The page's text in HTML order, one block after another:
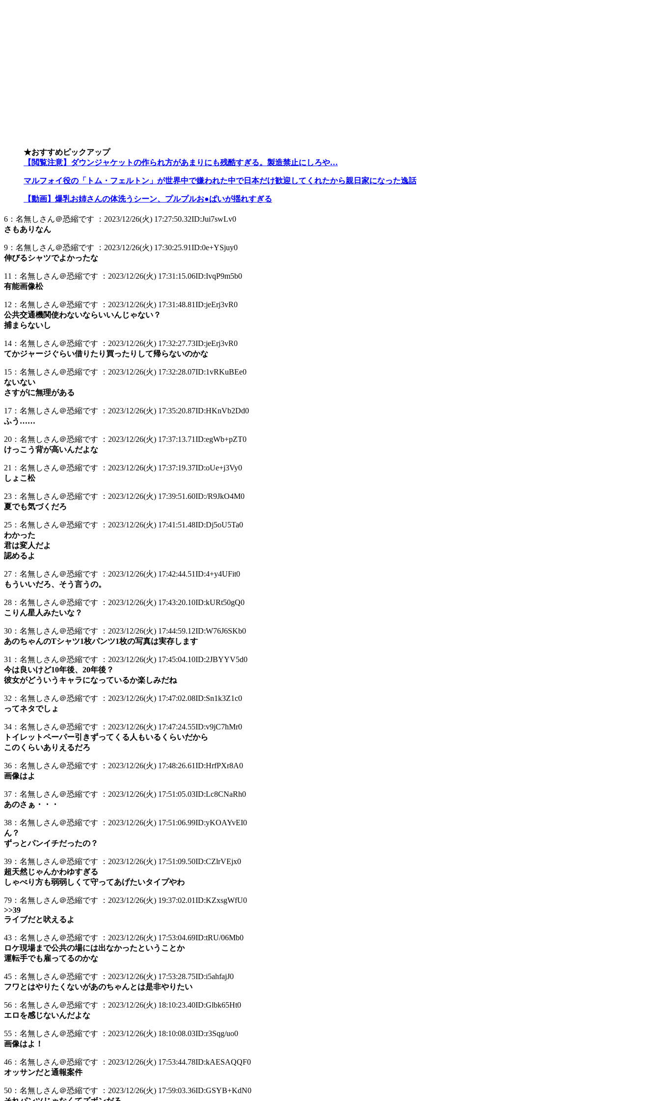
★おすすめピックアップ
【閲覧注意】ダウンジャケットの作られ方があまりにも残酷すぎる。製造禁止にしろや…
マルフォイ役の「トム・フェルトン」が世界中で嫌われた中で日本だけ歓迎してくれたから親日家になった逸話
【動画】爆乳お姉さんの体洗うシーン、プルプルお●ぱいが揺れすぎる
6：名無しさん＠恐縮です ：2023/12/26(火) 17:27:50.32ID:Jui7swLv0
さもありなん
9：名無しさん＠恐縮です ：2023/12/26(火) 17:30:25.91ID:0e+YSjuy0
伸びるシャツでよかったな
11：名無しさん＠恐縮です ：2023/12/26(火) 17:31:15.06ID:IvqP9m5b0
有能画像松
12：名無しさん＠恐縮です ：2023/12/26(火) 17:31:48.81ID:jeErj3vR0
公共交通機関使わないならいいんじゃない？
捕まらないし
14：名無しさん＠恐縮です ：2023/12/26(火) 17:32:27.73ID:jeErj3vR0
てかジャージぐらい借りたり買ったりして帰らないのかな
15：名無しさん＠恐縮です ：2023/12/26(火) 17:32:28.07ID:1vRKuBEe0
ないない
さすがに無理がある
17：名無しさん＠恐縮です ：2023/12/26(火) 17:35:20.87ID:HKnVb2Dd0
ふう……
20：名無しさん＠恐縮です ：2023/12/26(火) 17:37:13.71ID:egWb+pZT0
けっこう背が高いんだよな
21：名無しさん＠恐縮です ：2023/12/26(火) 17:37:19.37ID:oUe+j3Vy0
しょこ松
23：名無しさん＠恐縮です ：2023/12/26(火) 17:39:51.60ID:/R9JkO4M0
夏でも気づくだろ
25：名無しさん＠恐縮です ：2023/12/26(火) 17:41:51.48ID:Dj5oU5Ta0
わかった
君は変人だよ
認めるよ
27：名無しさん＠恐縮です ：2023/12/26(火) 17:42:44.51ID:4+y4UFit0
もういいだろ、そう言うの。
28：名無しさん＠恐縮です ：2023/12/26(火) 17:43:20.10ID:kURt50gQ0
こりん星人みたいな？
30：名無しさん＠恐縮です ：2023/12/26(火) 17:44:59.12ID:W76J6SKb0
あのちゃんのTシャツ1枚パンツ1枚の写真は実存します
31：名無しさん＠恐縮です ：2023/12/26(火) 17:45:04.10ID:2JBYYV5d0
今は良いけど10年後、20年後？
彼女がどういうキャラになっているか楽しみだね
32：名無しさん＠恐縮です ：2023/12/26(火) 17:47:02.08ID:Sn1k3Z1c0
ってネタでしょ
34：名無しさん＠恐縮です ：2023/12/26(火) 17:47:24.55ID:v9jC7hMr0
トイレットペーパー引きずってくる人もいるくらいだから
このくらいありえるだろ
36：名無しさん＠恐縮です ：2023/12/26(火) 17:48:26.61ID:HrfPXr8A0
画像はよ
37：名無しさん＠恐縮です ：2023/12/26(火) 17:51:05.03ID:Lc8CNaRh0
あのさぁ・・・
38：名無しさん＠恐縮です ：2023/12/26(火) 17:51:06.99ID:yKOAYvEI0
ん？
ずっとパンイチだったの？
39：名無しさん＠恐縮です ：2023/12/26(火) 17:51:09.50ID:CZlrVEjx0
超天然じゃんかわゆすぎる
しゃべり方も弱弱しくて守ってあげたいタイプやわ
79：名無しさん＠恐縮です ：2023/12/26(火) 19:37:02.01ID:KZxsgWfU0
>>39
ライブだと吠えるよ
43：名無しさん＠恐縮です ：2023/12/26(火) 17:53:04.69ID:tRU/06Mb0
ロケ現場まで公共の場には出なかったということか
運転手でも雇ってるのかな
45：名無しさん＠恐縮です ：2023/12/26(火) 17:53:28.75ID:i5ahfajJ0
フワとはやりたくないがあのちゃんとは是非やりたい
56：名無しさん＠恐縮です ：2023/12/26(火) 18:10:23.40ID:Glbk65Ht0
エロを感じないんだよな
55：名無しさん＠恐縮です ：2023/12/26(火) 18:10:08.03ID:r3Sqg/uo0
画像はよ！
46：名無しさん＠恐縮です ：2023/12/26(火) 17:53:44.78ID:kAESAQQF0
オッサンだと通報案件
50：名無しさん＠恐縮です ：2023/12/26(火) 17:59:03.36ID:GSYB+KdN0